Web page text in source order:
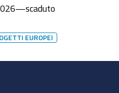
—scaduto
EUROPEI